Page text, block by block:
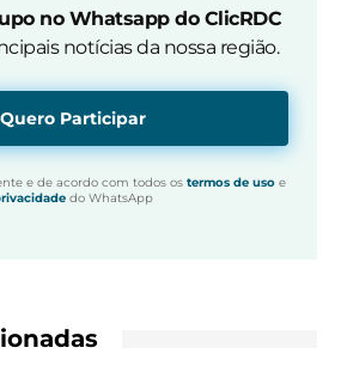
no Whatsapp do ClicRDC
notícias da nossa região.
Quero Participar
e de acordo com todos os termos de usoe
do WhatsApp